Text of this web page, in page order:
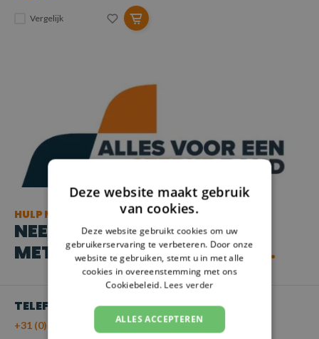
Vergelijk
HULP NODIG?
NEEM CONTACT OP
MET ONZE KLANTENSERVICE
TELEFOON
+31 (0)55 - 203 21 43
Deze website maakt gebruik
van cookies.
Deze website gebruikt cookies om uw
gebruikerservaring te verbeteren. Door onze
website te gebruiken, stemt u in met alle
cookies in overeenstemming met ons
Cookiebeleid. Lees verder
ALLES ACCEPTEREN